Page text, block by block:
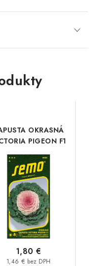
OKRASNÁ
PIGEON F1
1,46 € bez DPH
1,80 €